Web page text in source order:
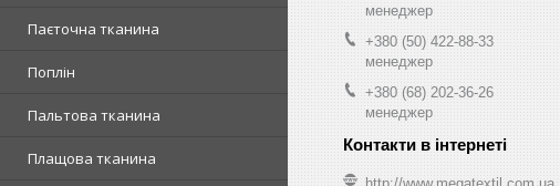
Паєточна тканина
Поплін
Пальтова тканина
Плащова тканина
менеджер
+380 (50) 422-88-33
менеджер
+380 (68) 202-36-26
менеджер